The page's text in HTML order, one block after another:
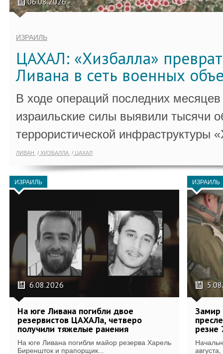
ИЗРАИЛЬ
ЦАХАЛ: «Хизбалла»
Ливана в сеть военных
В ходе операций последних
израильские силы выявили тысячи
террористической инфраструктуры
ЛИВАН ХИЗБАЛЛА ЦАХАЛ
ИЗРАИЛЬ
6.08.2026
На юге Ливана погибли двое
резервистов ЦАХАЛа, четверо
получили тяжелые ранения
На юге Ливана погибли майор резерва Харель
Биреншток и прапорщик...
ИЗРАИЛЬ
Замир
резне